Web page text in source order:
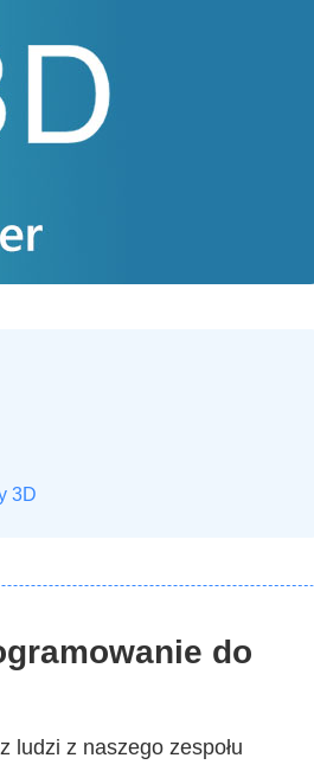
3D
do
ludzi z naszego zespołu